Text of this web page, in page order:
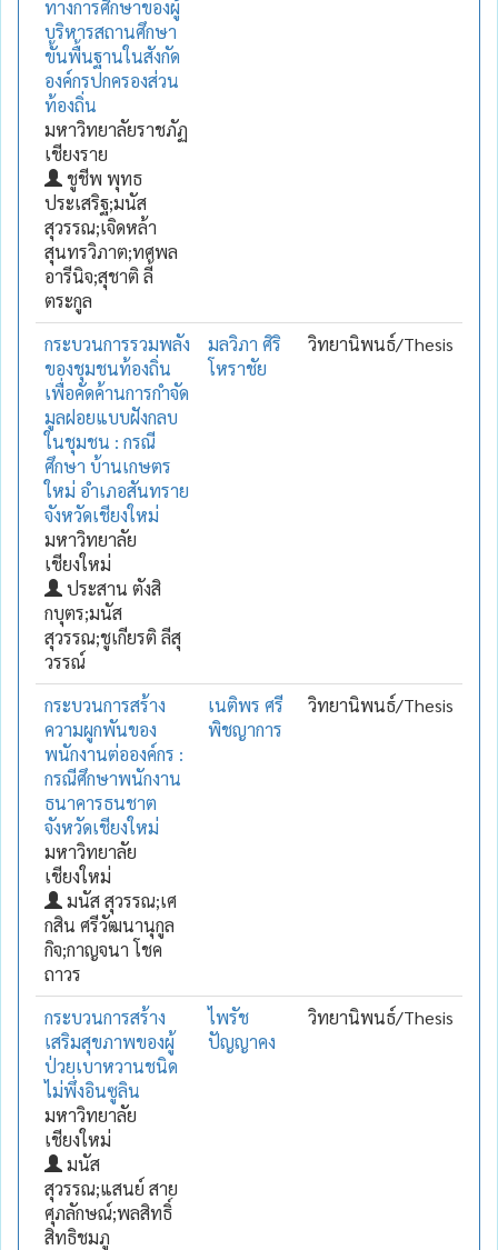
ทางการศึกษาของผู้
บริหารสถานศึกษา
ขั้นพื้นฐานในสังกัด
องค์กรปกครองส่วน
ท้องถิ่น
มหาวิทยาลัยราชภัฏ
เชียงราย
ชูชีพ พุทธ
ประเสริฐ;มนัส
สุวรรณ;เจิดหล้า
สุนทรวิภาต;ทศพล
อารีนิจ;สุชาติ ลี้
ตระกูล
กระบวนการรวมพลัง
ของชุมชนท้องถิ่น
เพื่อคัดค้านการกำจัด
มูลฝอยแบบฝังกลบ
ในชุมชน : กรณี
ศึกษา บ้านเกษตร
ใหม่ อำเภอสันทราย
จังหวัดเชียงใหม่
มหาวิทยาลัย
เชียงใหม่
ประสาน ตังสิ
กบุตร;มนัส
สุวรรณ;ชูเกียรติ ลีสุ
วรรณ์
มลวิภา ศิริ
โหราชัย
วิทยานิพนธ์/Thesis
กระบวนการสร้าง
ความผูกพันของ
พนักงานต่อองค์กร :
กรณีศึกษาพนักงาน
ธนาคารธนชาต
จังหวัดเชียงใหม่
มหาวิทยาลัย
เชียงใหม่
มนัส สุวรรณ;เศ
กสิน ศรีวัฒนานุกูล
กิจ;กาญจนา โชค
ถาวร
เนติพร ศรี
พิชญาการ
วิทยานิพนธ์/Thesis
กระบวนการสร้าง
เสริมสุขภาพของผู้
ป่วยเบาหวานชนิด
ไม่พึ่งอินซูลิน
มหาวิทยาลัย
เชียงใหม่
มนัส
สุวรรณ;แสนย์ สาย
ศุภลักษณ์;พลสิทธิ์
สิทธิชมภู
ไพรัช
ปัญญาคง
วิทยานิพนธ์/Thesis